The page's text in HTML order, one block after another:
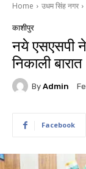
Home उधम सिंह नगर
काशीपुर
नये एसएसपी ने
निकाली बारात
By Admin
Facebook